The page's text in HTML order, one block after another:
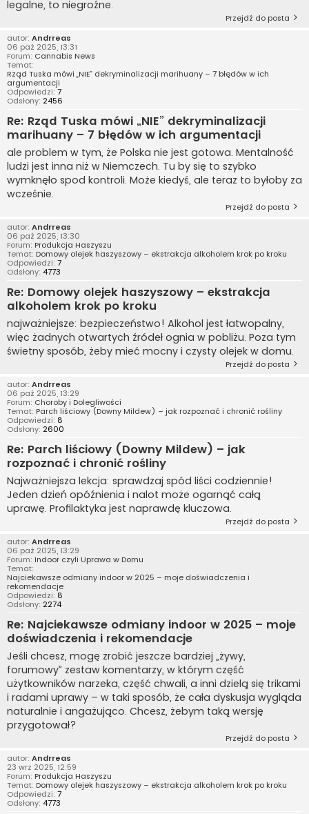
legalne, to niegroźne.
Przejdź do posta
autor: Andrreas
06 paź 2025, 13:31
Forum: Cannabis News
Temat:
Rząd Tuska mówi „NIE” dekryminalizacji marihuany – 7 błędów w ich
argumentacji
Odpowiedzi: 7
Odsłony: 2456
Re: Rząd Tuska mówi „NIE” dekryminalizacji
marihuany – 7 błędów w ich argumentacji
ale problem w tym, że Polska nie jest gotowa. Mentalność
ludzi jest inna niż w Niemczech. Tu by się to szybko
wymknęło spod kontroli. Może kiedyś, ale teraz to byłoby za
wcześnie.
Przejdź do posta
autor: Andrreas
06 paź 2025, 13:30
Forum: Produkcja Haszyszu
Temat: Domowy olejek haszyszowy – ekstrakcja alkoholem krok po kroku
Odpowiedzi: 7
Odsłony: 4773
Re: Domowy olejek haszyszowy – ekstrakcja
alkoholem krok po kroku
najważniejsze: bezpieczeństwo! Alkohol jest łatwopalny,
więc żadnych otwartych źródeł ognia w pobliżu. Poza tym
świetny sposób, żeby mieć mocny i czysty olejek w domu.
Przejdź do posta
autor: Andrreas
06 paź 2025, 13:29
Forum: Choroby i Dolegliwości
Temat: Parch liściowy (Downy Mildew) – jak rozpoznać i chronić rośliny
Odpowiedzi: 8
Odsłony: 2600
Re: Parch liściowy (Downy Mildew) – jak
rozpoznać i chronić rośliny
Najważniejsza lekcja: sprawdzaj spód liści codziennie!
Jeden dzień opóźnienia i nalot może ogarnąć całą
uprawę. Profilaktyka jest naprawdę kluczowa.
Przejdź do posta
autor: Andrreas
06 paź 2025, 13:29
Forum: Indoor czyli Uprawa w Domu
Temat:
Najciekawsze odmiany indoor w 2025 – moje doświadczenia i
rekomendacje
Odpowiedzi: 8
Odsłony: 2274
Re: Najciekawsze odmiany indoor w 2025 – moje
doświadczenia i rekomendacje
Jeśli chcesz, mogę zrobić jeszcze bardziej „żywy,
forumowy” zestaw komentarzy, w którym część
użytkowników narzeka, część chwali, a inni dzielą się trikami
i radami uprawy – w taki sposób, że cała dyskusja wygląda
naturalnie i angażująco. Chcesz, żebym taką wersję
przygotował?
Przejdź do posta
autor: Andrreas
23 wrz 2025, 12:59
Forum: Produkcja Haszyszu
Temat: Domowy olejek haszyszowy – ekstrakcja alkoholem krok po kroku
Odpowiedzi: 7
Odsłony: 4773